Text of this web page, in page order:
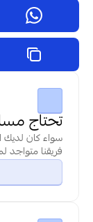
تحتاج
فريقنا